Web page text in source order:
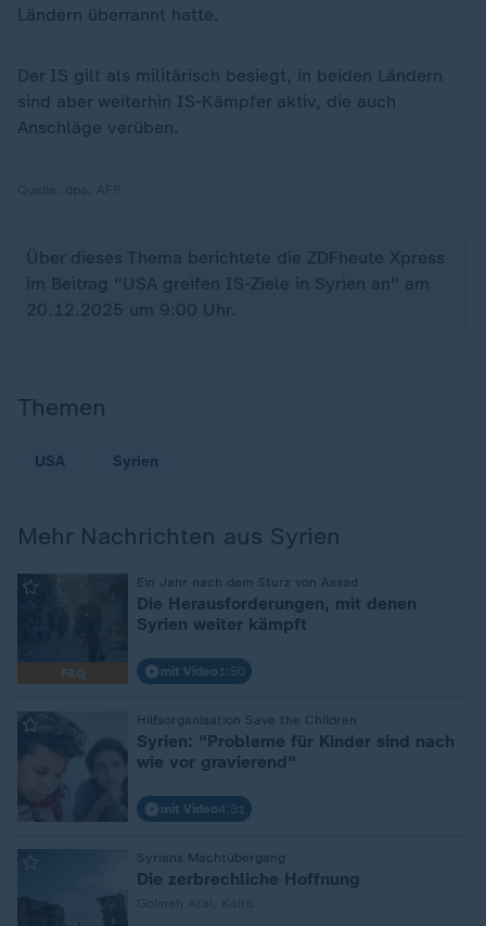
Ländern überrannt hatte.
Der IS gilt als militärisch besiegt, in beiden Ländern
sind aber weiterhin IS-Kämpfer aktiv, die auch
Anschläge verüben.
Über dieses Thema berichtete die ZDFheute Xpress
im Beitrag "USA greifen IS-Ziele in Syrien an" am
20.12.2025 um 9:00 Uhr.
Themen
USA Syrien
Mehr Nachrichten aus Syrien
FAQ
Ein Jahr nach dem Sturz von Assad
Die Herausforderungen, mit denen
Syrien weiter kämpft
mit Video 1:50
Hilfsorganisation Save the Children
Syrien: "Probleme für Kinder sind nach
wie vor gravierend"
mit Video4:31
Syriens Machtübergang
Die zerbrechliche Hoffnung